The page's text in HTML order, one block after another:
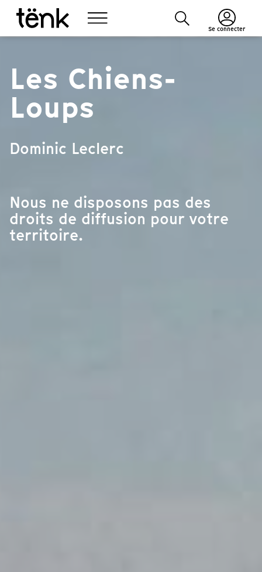
Se connecter
Les Chiens-
Loups
Dominic Leclerc
Nous ne disposons pas des
droits de diffusion pour votre
territoire.